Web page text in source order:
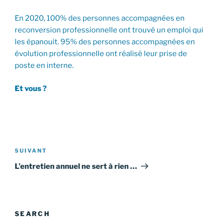
En 2020, 100% des personnes accompagnées en
reconversion professionnelle ont trouvé un emploi qui
les épanouit. 95% des personnes accompagnées en
évolution professionnelle ont réalisé leur prise de
poste en interne.
Et vous ?
de
l’article
Article
suivant
SUIVANT
L’entretien annuel ne sert à rien …
SEARCH